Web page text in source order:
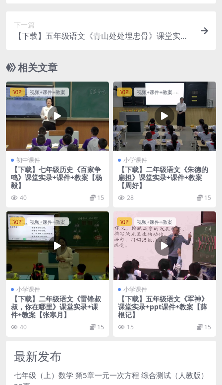
下一篇
【下载】五年级语文《青山处处埋忠骨》课堂实录+
相关文章
VIP 视频+课件+教案
初中课件
【下载】七年级历史《百家争
鸣》课堂实录+课件+教案【杨
毅】
40 15
VIP 视频+课件+教案
小学课件
【下载】二年级语文《朱德的
扁担》课堂实录+课件+教案
【周好】
28 15
VIP 视频+课件+教案
小学课件
【下载】二年级语文《雷锋叔
叔，你在哪里》课堂实录+课
件+教案【张寒月】
40 15
VIP 视频+课件+教案
小学课件
【下载】五年级语文《军神》
课堂实录+ppt课件+教案【薛
根记】
15 15
最新发布
七年级（上）数学 第5章一元一次方程 综合测试（人教版）